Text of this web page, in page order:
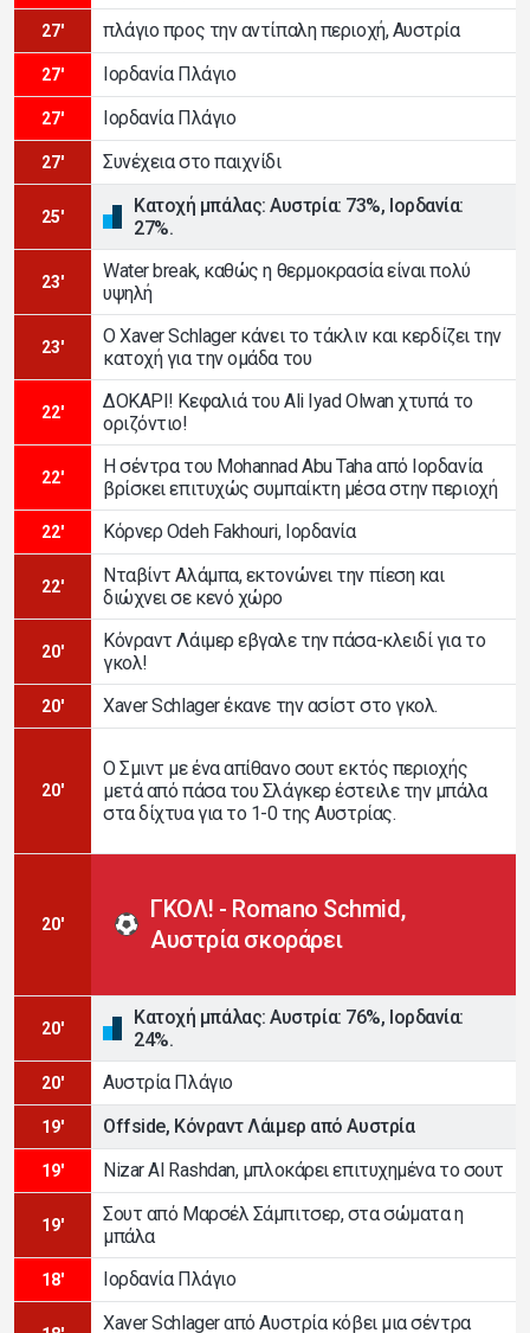
27' πλάγιο προς την αντίπαλη περιοχή, Αυστρία
27' Ιορδανία Πλάγιο
27' Ιορδανία Πλάγιο
27' Συνέχεια στο παιχνίδι
25'
Κατοχή μπάλας: Αυστρία: 73%, Ιορδανία:
27%.
23'
Water break, καθώς η θερμοκρασία είναι πολύ
υψηλή
23'
Ο Xaver Schlager κάνει το τάκλιν και κερδίζει την
κατοχή για την ομάδα του
22'
ΔΟΚΑΡΙ! Κεφαλιά του Ali Iyad Olwan χτυπά το
οριζόντιο!
22'
Η σέντρα του Mohannad Abu Taha από Ιορδανία
βρίσκει επιτυχώς συμπαίκτη μέσα στην περιοχή
22' Κόρνερ Odeh Fakhouri, Ιορδανία
22'
Νταβίντ Αλάμπα, εκτονώνει την πίεση και
διώχνει σε κενό χώρο
20'
Κόνραντ Λάιμερ εβγαλε την πάσα-κλειδί για το
γκολ!
20' Xaver Schlager έκανε την ασίστ στο γκολ.
20'
Ο Σμιντ με ένα απίθανο σουτ εκτός περιοχής
μετά από πάσα του Σλάγκερ έστειλε την μπάλα
στα δίχτυα για το 1-0 της Αυστρίας.
20'
ΓΚΟΛ! - Romano Schmid,
Αυστρία σκοράρει
20'
Κατοχή μπάλας: Αυστρία: 76%, Ιορδανία:
24%.
20' Αυστρία Πλάγιο
19' Offside, Κόνραντ Λάιμερ από Αυστρία
19' Nizar Al Rashdan, μπλοκάρει επιτυχημένα το σουτ
19'
Σουτ από Μαρσέλ Σάμπιτσερ, στα σώματα η
μπάλα
18' Ιορδανία Πλάγιο
Xaver Schlager από Αυστρία κόβει μια σέντρα